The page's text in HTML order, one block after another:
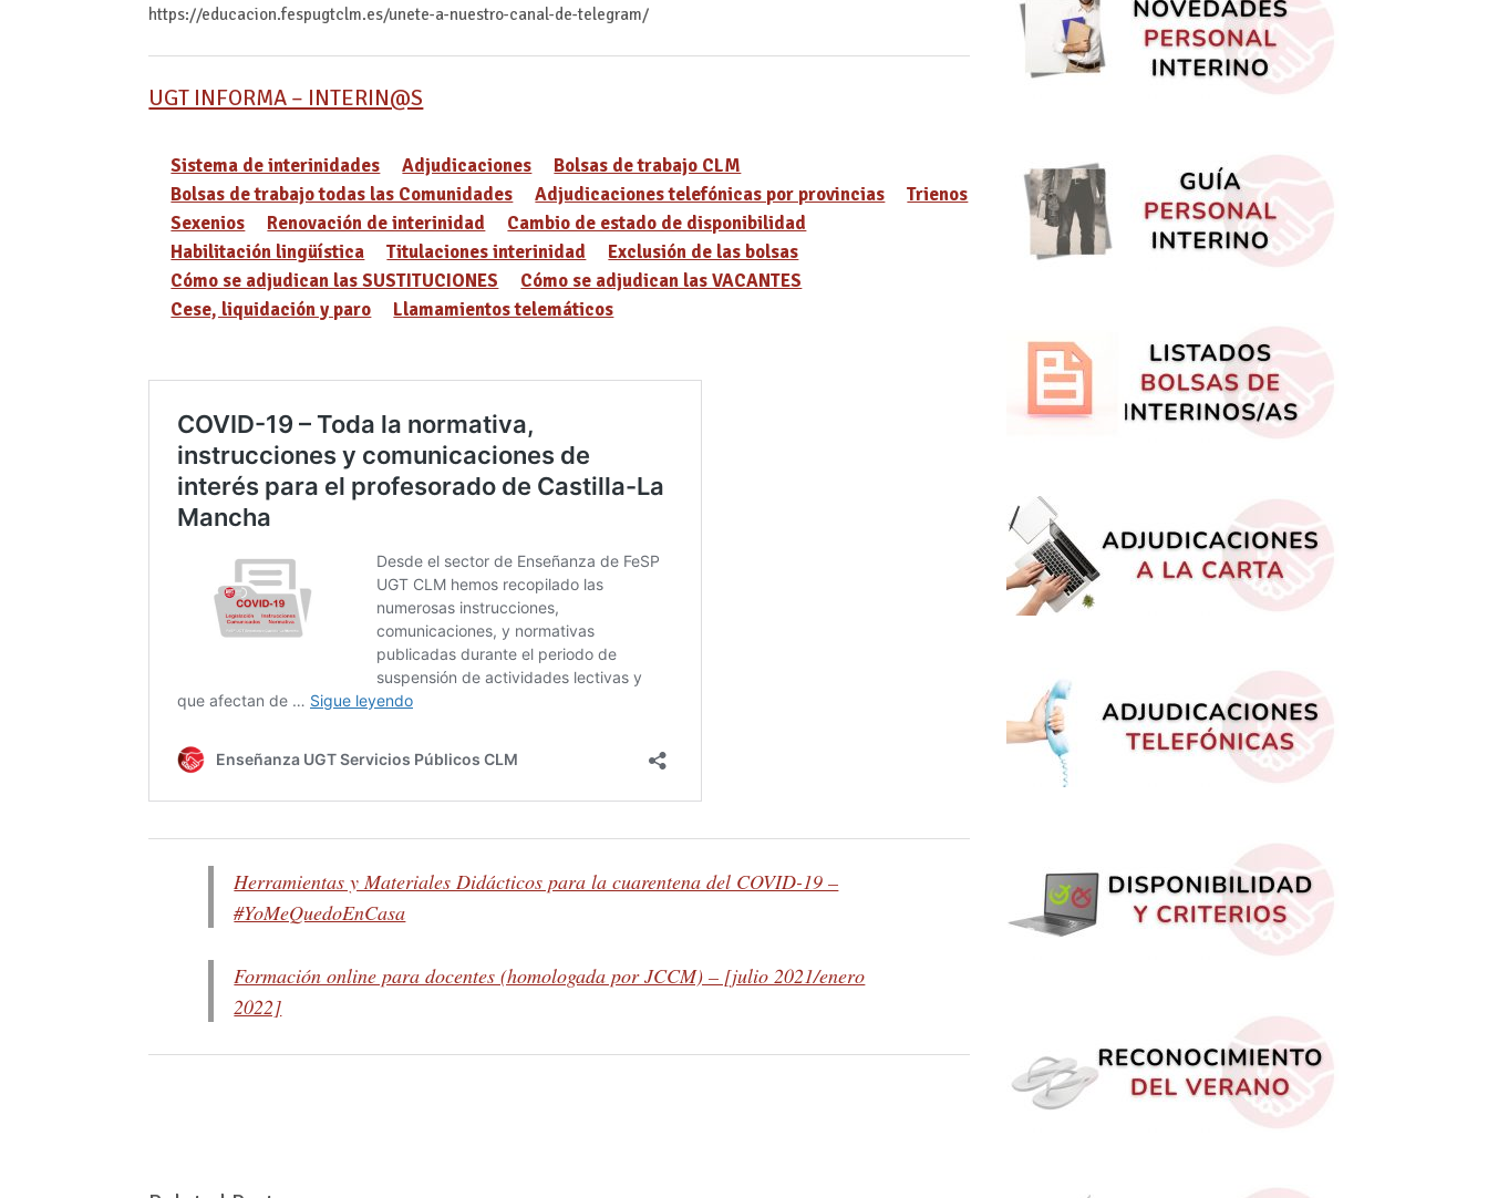
https://educacion.fespugtclm.es/unete-a-nuestro-canal-de-telegram/
UGT INFORMA – INTERIN@S
Sistema de interinidades Adjudicaciones
Bolsas de trabajo CLM
Bolsas de trabajo todas las Comunidades
Adjudicaciones telefónicas por provincias
Trienos
Sexenios
Renovación de interinidad
Cambio de estado de disponibilidad
Habilitación lingüística
Titulaciones interinidad
Exclusión de las bolsas
Cómo se adjudican las SUSTITUCIONES
Cómo se adjudican las VACANTES
Cese, liquidación y paro
Llamamientos telemáticos
Herramientas y Materiales Didácticos para la cuarentena del COVID-19 –
#YoMeQuedoEnCasa
Formación online para docentes (homologada por JCCM) – [julio 2021/enero
2022]